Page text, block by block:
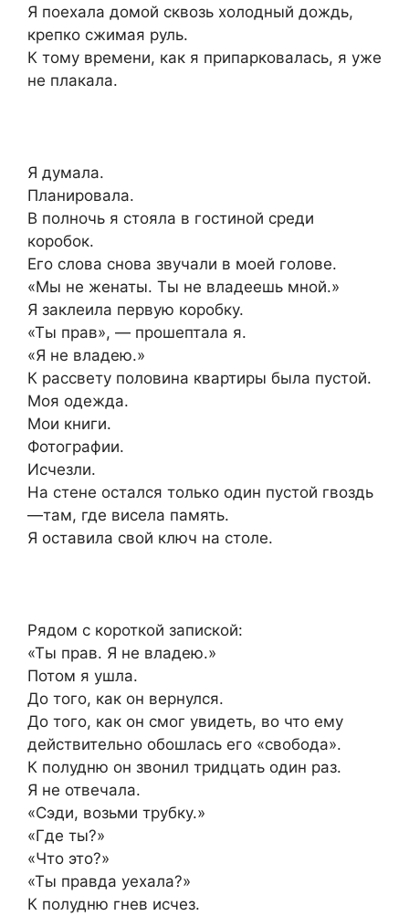
Я поехала домой сквозь холодный дождь,
крепко сжимая руль.
К тому времени, как я припарковалась, я уже
не плакала.
Я думала.
Планировала.
В полночь я стояла в гостиной среди
коробок.
Его слова снова звучали в моей голове.
«Мы не женаты. Ты не владеешь мной.»
Я заклеила первую коробку.
«Ты прав», — прошептала я.
«Я не владею.»
К рассвету половина квартиры была пустой.
Моя одежда.
Мои книги.
Фотографии.
Исчезли.
На стене остался только один пустой гвоздь
—там, где висела память.
Я оставила свой ключ на столе.
Рядом с короткой запиской:
«Ты прав. Я не владею.»
Потом я ушла.
До того, как он вернулся.
До того, как он смог увидеть, во что ему
действительно обошлась его «свобода».
К полудню он звонил тридцать один раз.
Я не отвечала.
«Сэди, возьми трубку.»
«Где ты?»
«Что это?»
«Ты правда уехала?»
К полудню гнев исчез.